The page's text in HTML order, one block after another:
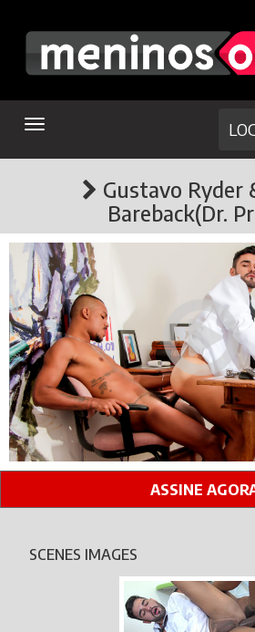
TOGGLE
Gustavo Ryder
Bareback(Dr.
ASSINE
SCENES IMAGES